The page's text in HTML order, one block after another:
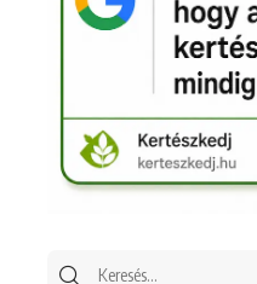
Keresés